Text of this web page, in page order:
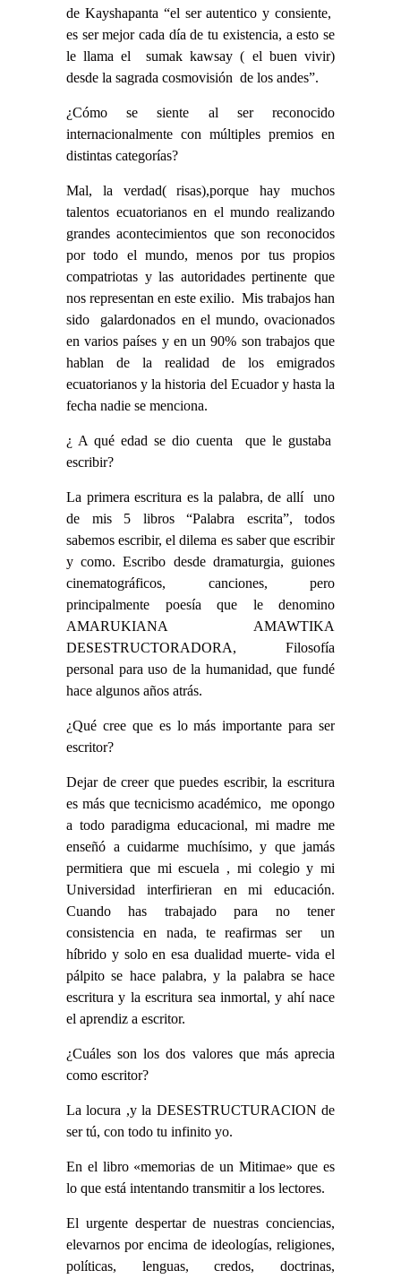
de Kayshapanta “el ser autentico y consiente,
es ser mejor cada día de tu existencia, a esto se
le llama el sumak kawsay ( el buen vivir)
desde la sagrada cosmovisión de los andes”.
¿Cómo se siente al ser reconocido
internacionalmente con múltiples premios en
distintas categorías?
Mal, la verdad( risas),porque hay muchos
talentos ecuatorianos en el mundo realizando
grandes acontecimientos que son reconocidos
por todo el mundo, menos por tus propios
compatriotas y las autoridades pertinente que
nos representan en este exilio. Mis trabajos han
sido galardonados en el mundo, ovacionados
en varios países y en un 90% son trabajos que
hablan de la realidad de los emigrados
ecuatorianos y la historia del Ecuador y hasta la
fecha nadie se menciona.
¿ A qué edad se dio cuenta que le gustaba
escribir?
La primera escritura es la palabra, de allí uno
de mis 5 libros “Palabra escrita”, todos
sabemos escribir, el dilema es saber que escribir
y como. Escribo desde dramaturgia, guiones
cinematográficos, canciones, pero
principalmente poesía que le denomino
AMARUKIANA AMAWTIKA
DESESTRUCTORADORA, Filosofía
personal para uso de la humanidad, que fundé
hace algunos años atrás.
¿Qué cree que es lo más importante para ser
escritor?
Dejar de creer que puedes escribir, la escritura
es más que tecnicismo académico, me opongo
a todo paradigma educacional, mi madre me
enseñó a cuidarme muchísimo, y que jamás
permitiera que mi escuela , mi colegio y mi
Universidad interfirieran en mi educación.
Cuando has trabajado para no tener
consistencia en nada, te reafirmas ser un
híbrido y solo en esa dualidad muerte- vida el
pálpito se hace palabra, y la palabra se hace
escritura y la escritura sea inmortal, y ahí nace
el aprendiz a escritor.
¿Cuáles son los dos valores que más aprecia
como escritor?
La locura ,y la DESESTRUCTURACION de
ser tú, con todo tu infinito yo.
En el libro «memorias de un Mitimae» que es
lo que está intentando transmitir a los lectores.
El urgente despertar de nuestras conciencias,
elevarnos por encima de ideologías, religiones,
políticas, lenguas, credos, doctrinas,